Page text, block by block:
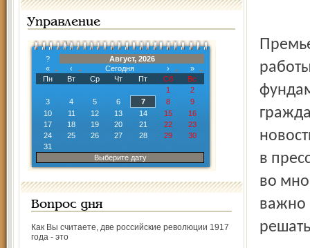
Управление
?
Август, 2026
«
‹ Сегодня ›
»
Пн
Вт Ср Чт Пт Сб
Вс
1
2
3
4 5 6 7 8
9
10
11 12 13 14 15
16
17
18 19 20 21 22
23
24
25 26 27 28 29
30
31
Выберите дату
Вопрос дня
Как Вы считаете, две российские революции 1917
года - это
Премьер-министр РФ Дмитрий Медведев пишет: «От
в
во
важно